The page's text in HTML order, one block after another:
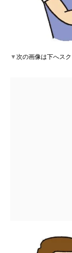
▼次の画像は下へス